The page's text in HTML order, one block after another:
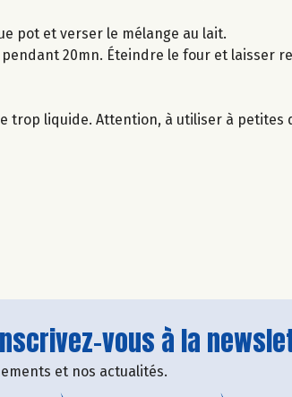
pot et verser le mélange au lait.
20mn. Éteindre le four et laisser
liquide. Attention, à utiliser à petites
vous à la
et nos actualités.